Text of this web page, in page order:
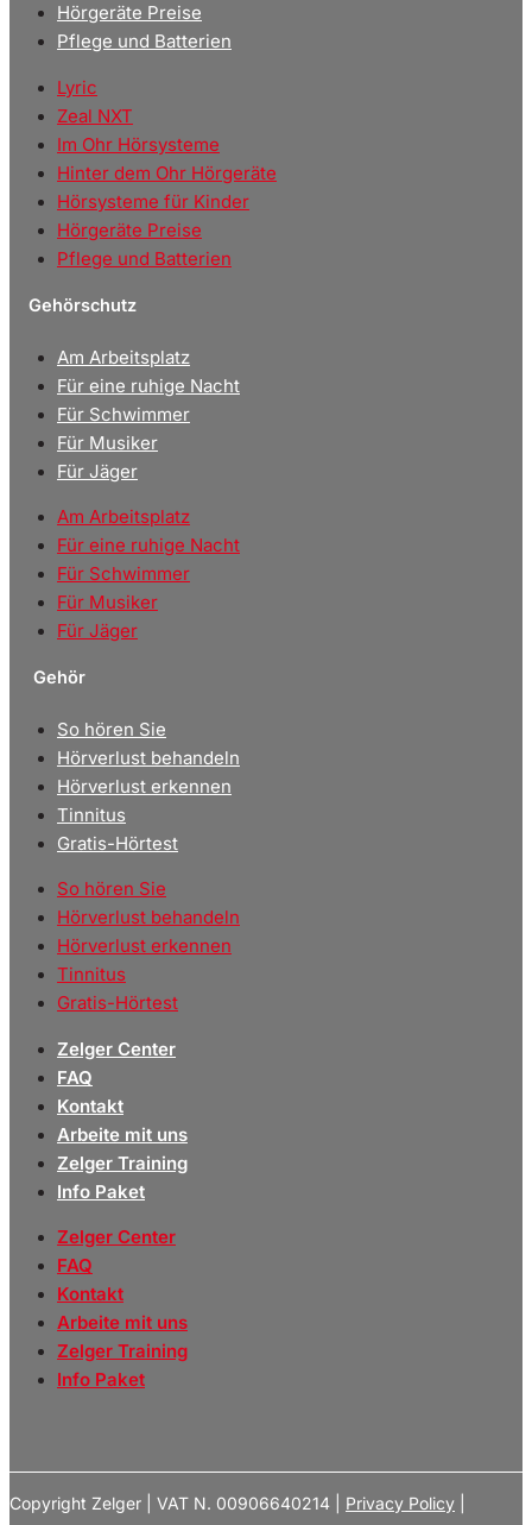
Hörgeräte Preise
Pflege und Batterien
Lyric
Zeal NXT
Im Ohr Hörsysteme
Hinter dem Ohr Hörgeräte
Hörsysteme für Kinder
Hörgeräte Preise
Pflege und Batterien
Gehörschutz
Am Arbeitsplatz
Für eine ruhige Nacht
Für Schwimmer
Für Musiker
Für Jäger
Am Arbeitsplatz
Für eine ruhige Nacht
Für Schwimmer
Für Musiker
Für Jäger
Gehör
So hören Sie
Hörverlust behandeln
Hörverlust erkennen
Tinnitus
Gratis-Hörtest
So hören Sie
Hörverlust behandeln
Hörverlust erkennen
Tinnitus
Gratis-Hörtest
Zelger Center
FAQ
Kontakt
Arbeite mit uns
Zelger Training
Info Paket
Zelger Center
FAQ
Kontakt
Arbeite mit uns
Zelger Training
Info Paket
Copyright Zelger | VAT N. 00906640214 | Privacy Policy